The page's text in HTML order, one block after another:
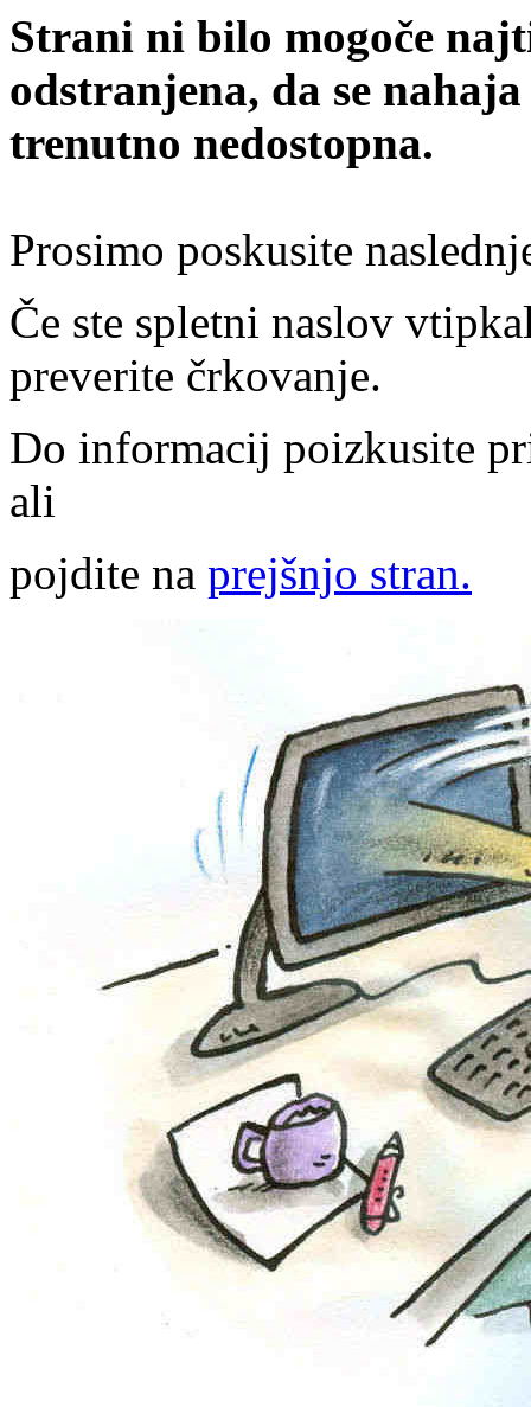
Strani ni bilo mogoče
odstranjena, da se
trenutno nedostopna.
Prosimo poskusite
Če ste spletni naslov
preverite črkovanje.
Do informacij poizkusite
ali
pojdite na prejšnjo stran.